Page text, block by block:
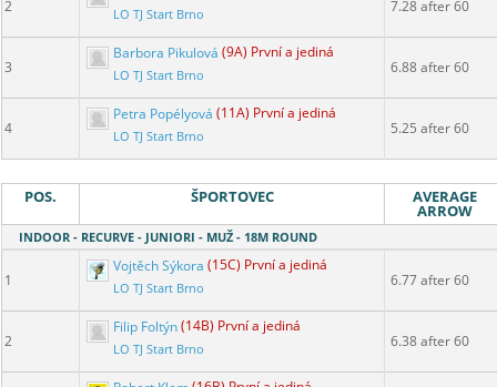
2 LO TJ Start Brno 7.28 after 60
3
Barbora Pikulová (9A) První a jediná
LO TJ Start Brno 6.88 after 60
4
Petra Popélyová (11A) První a jediná
LO TJ Start Brno 5.25 after 60
POS. ŠPORTOVEC AVERAGE
ARROW
INDOOR - RECURVE - JUNIORI - MUŽ - 18M ROUND
1
Vojtěch Sýkora (15C) První a jediná
LO TJ Start Brno 6.77 after 60
2
Filip Foltýn(14B) První a jediná
LO TJ Start Brno 6.38 after 60